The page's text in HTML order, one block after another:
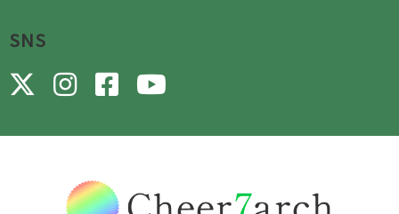
SNS